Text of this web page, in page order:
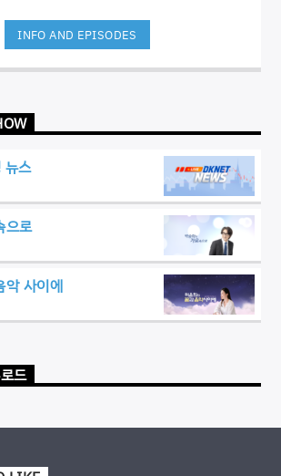
INFO AND EPISODES
뉴스
으로
악 사이에
드